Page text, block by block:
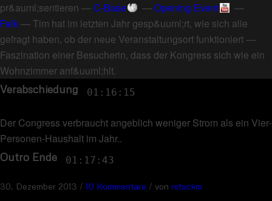
pr&auml;sentieren —C-Base —Opening Event
—
Falk—Tim hat im letzten Jahr gesp&uuml;rt, wie sich alle
gefragt haben, ob der neue Veranstaltungsort funktioniert—
Faszination einer Besucherin, dass der Kongress sich wie ein
Wohnzimmer anf&uuml;hlt.
Verabschiedung 01:16:15
Der Congress verbraucht angeblich weniger Strom als ein Vier-
Personen-Haushalt im Jahr..
Outro Ende 01:17:43
30. Dezember 2013 / 10 Kommentare / von rstockm